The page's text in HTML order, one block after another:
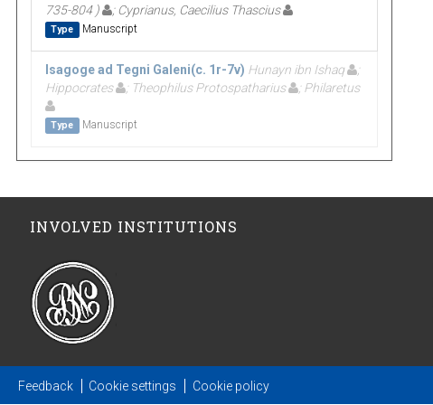
735-804 )
; Cyprianus, Caecilius Thascius
Type Manuscript
Isagoge ad Tegni Galeni(c. 1r-7v) Hunayn ibn Ishaq
;
Hippocrates
; Theophilus Protospatharius ; Philaretus
Type Manuscript
INVOLVED INSTITUTIONS
Feedback Cookie settings Cookie policy